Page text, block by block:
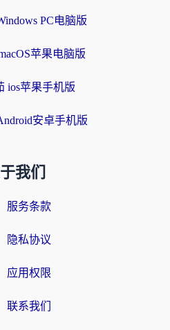
PC电脑版
苹果电脑版
ios苹果手机版
安卓手机版
我们
服务条款
隐私协议
应用权限
联系我们